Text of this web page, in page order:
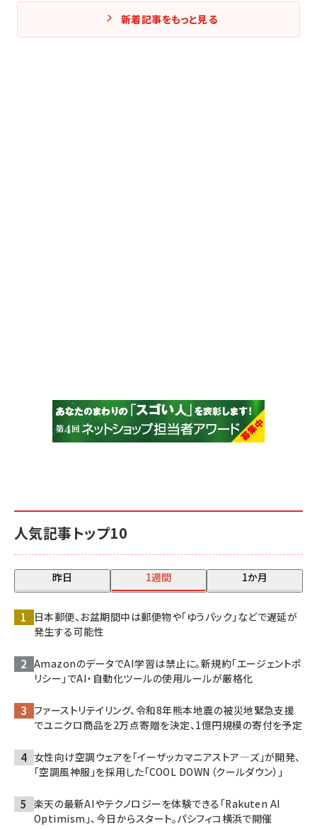
人気記事トップ10
昨日 1週間 1か月
日本郵便、お盆期間中は郵便物や「ゆうパック」などで遅延が
発生する可能性
AmazonのデータでAI学習は禁止に。新規約「エージェントポ
リシー」でAI・自動化ツールの使用ルールが厳格化
ファーストリテイリング、令和8年熊本地震の被災地緊急支援
でユニクロ商品を2万点寄贈を決定、1億円規模の寄付を予定
女性向け空調ウェアを「イーザッカマニアストア―ズ」が開発、
「空調風神服」を採用した「COOL DOWN（クールダウン）」
楽天の最新AIやテクノロジーを体験できる「Rakuten AI
Optimism」、今日からスタート。パシフィコ横浜で開催
新着記事をもっと見る